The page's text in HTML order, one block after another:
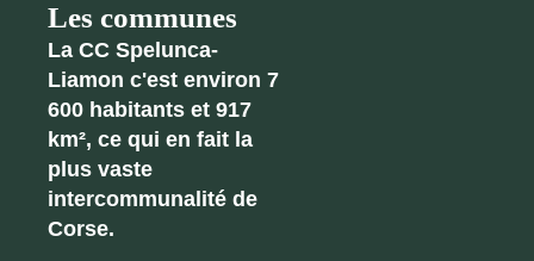
Les communes
La CC Spelunca-
Liamon c'est environ 7
600 habitants et 917
km², ce qui en fait la
plus vaste
intercommunalité de
Corse.